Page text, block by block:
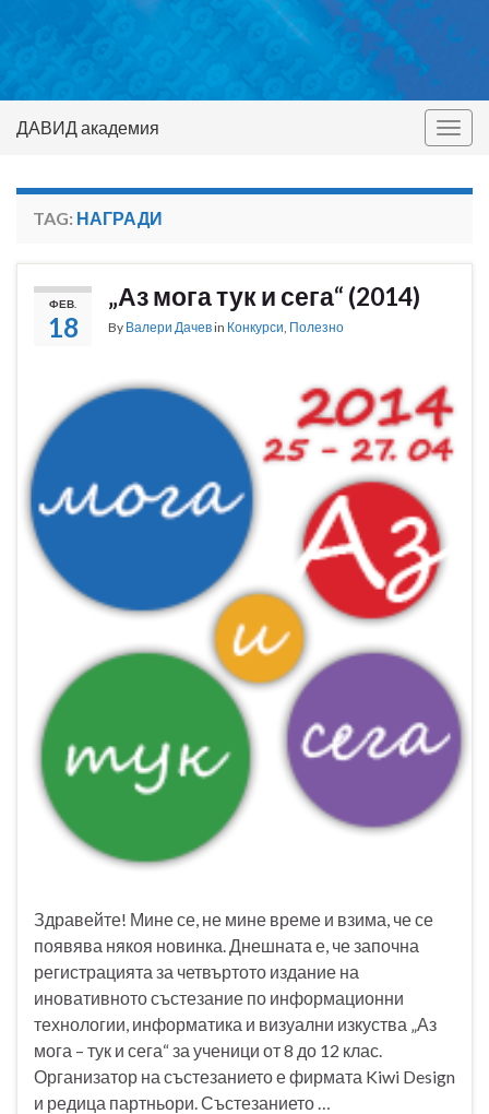
ДАВИД академия
TAG: НАГРАДИ
ФЕВ.
18
„Аз мога тук и сега“ (2014)
By Валери Дачевin Конкурси, Полезно
Здравейте! Мине се, не мине време и взима, че се
появява някоя новинка. Днешната е, че започна
регистрацията за четвъртото издание на
иновативното състезание по информационни
технологии, информатика и визуални изкуства „Аз
мога – тук и сега“ за ученици от 8 до 12 клас.
Организатор на състезанието е фирмата Kiwi Design
и редица партньори. Състезанието …